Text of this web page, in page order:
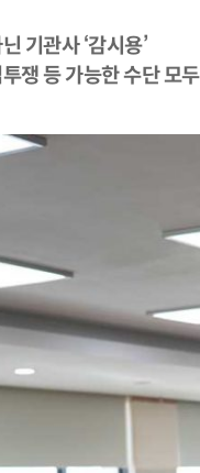
기관사 ‘감시용’
쟁 등 가능한 수단 모